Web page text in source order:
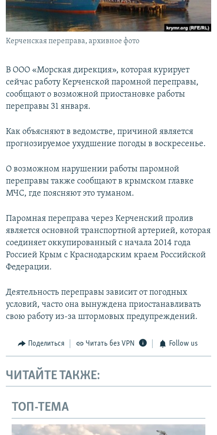
ПОБЕДИТЕЛЕЙ НЕ СУДЯТ?
КРЫМ.НЕПОКОРЕННЫЙ
ELIFBE
ПРИСОЕДИНЯЙТЕСЬ!
Все сайты RFE/RL
Керченская переправа, архивное фото
В ООО «Морская дирекция», которая курирует
сейчас работу Керченской паромной переправы,
сообщают о возможной приостановке работы
переправы 31 января.
Как объясняют в ведомстве, причиной является
прогнозируемое ухудшение погоды в воскресенье.
О возможном нарушении работы паромной
переправы также сообщают в крымском главке
МЧС, где поясняют это туманом.
Паромная переправа через Керченский пролив
является основной транспортной артерией, которая
соединяет оккупированный с начала 2014 года
Россией Крым с Краснодарским краем Российской
Федерации.
Деятельность переправы зависит от погодных
условий, часто она вынуждена приостанавливать
свою работу из-за штормовых предупреждений.
Поделиться Читать без VPN Follow us
ЧИТАЙТЕ ТАКЖЕ:
ТОП-ТЕМА